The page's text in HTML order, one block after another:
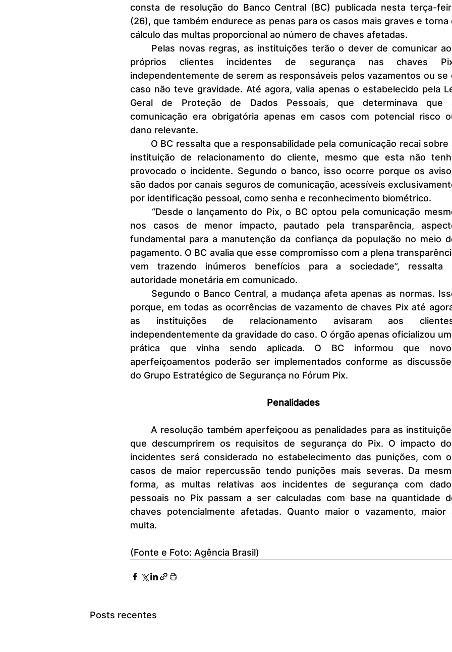
consta de resolução do Banco Central (BC) publicada nesta terça-
(26), que também endurece as penas para os casos mais graves e torna
cálculo das multas proporcional ao número de chaves afetadas.
próprios clientes incidentes de segurança nas chaves
independentemente de serem as responsáveis pelos vazamentos ou se
caso não teve gravidade. Até agora, valia apenas o estabelecido pela
Geral de Proteção de Dados Pessoais, que determinava que
comunicação era obrigatória apenas em casos com potencial risco
dano relevante.
instituição de relacionamento do cliente, mesmo que esta não
provocado o incidente. Segundo o banco, isso ocorre porque os
são dados por canais seguros de comunicação, acessíveis
por identificação pessoal, como senha e reconhecimento biométrico.
nos casos de menor impacto, pautado pela transparência,
fundamental para a manutenção da confiança da população no meio
pagamento. O BC avalia que esse compromisso com a plena
vem trazendo inúmeros benefícios para a sociedade”, ressalta
autoridade monetária em comunicado.
porque, em todas as ocorrências de vazamento de chaves Pix até
as instituições de relacionamento avisaram aos
independentemente da gravidade do caso. O órgão apenas oficializou
prática que vinha sendo aplicada. O BC informou que
aperfeiçoamentos poderão ser implementados conforme as
do Grupo Estratégico de Segurança no Fórum Pix.
Penalidades
que descumprirem os requisitos de segurança do Pix. O impacto
incidentes será considerado no estabelecimento das punições, com
casos de maior repercussão tendo punições mais severas. Da
forma, as multas relativas aos incidentes de segurança com
pessoais no Pix passam a ser calculadas com base na quantidade
chaves potencialmente afetadas. Quanto maior o vazamento, maior
multa.
(Fonte e Foto: Agência Brasil)
Posts recentes